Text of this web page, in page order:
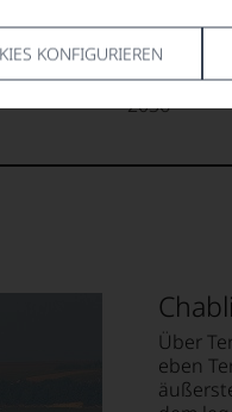
KONFIGURIEREN
3,6 g/L
2036
Über
eben